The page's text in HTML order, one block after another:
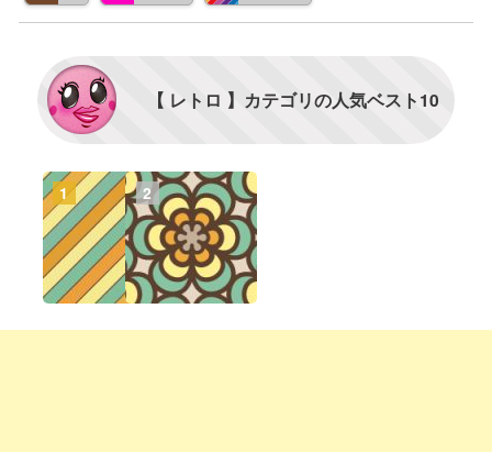
【 レトロ 】カテゴリの人気ベスト10